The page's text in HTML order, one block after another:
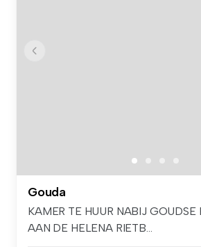
Gouda
KAMER TE HUUR NABIJ GOUDSE
AAN DE HELENA RIETB...